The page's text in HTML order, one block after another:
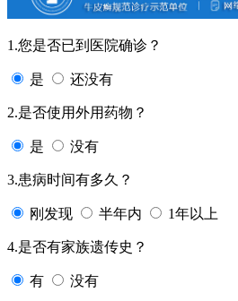
1.您是否已到医院确诊？
是 还没有
2.是否使用外用药物？
是 没有
3.患病时间有多久？
刚发现 半年内 1年以上
4.是否有家族遗传史？
有 没有